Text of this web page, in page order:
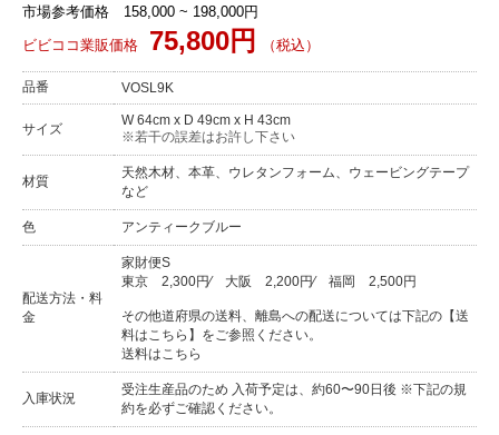
市場参考価格 158,000 ~ 198,000円
ビビココ業販価格
75,800円 （税込）
品番 VOSL9K
サイズ
W 64cm x D 49cm x H 43cm
※若干の誤差はお許し下さい
材質
天然木材、本革、ウレタンフォーム、ウェービングテープ
など
色 アンティークブルー
配送方法・料
金
家財便S
東京
2,300円⁄ 大阪 2,200円⁄ 福岡 2,500円
その他道府県の送料、離島への配送については下記の【送
料はこちら】をご参照ください。
送料はこちら
入庫状況
受注生産品のため 入荷予定は、約60〜90日後 ※下記の規
約を必ずご確認ください。